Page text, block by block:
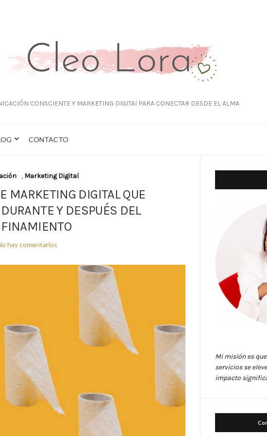
CONSCIENTE Y MARKETING DIGITAl PARA CONECTAR DESDE EL ALMA
CONTACTO
, Marketing Digital
MARKETING DIGITAL QUE
Y DESPUÉS DEL
hay comentarios
Mi misión es
servicios se
impacto